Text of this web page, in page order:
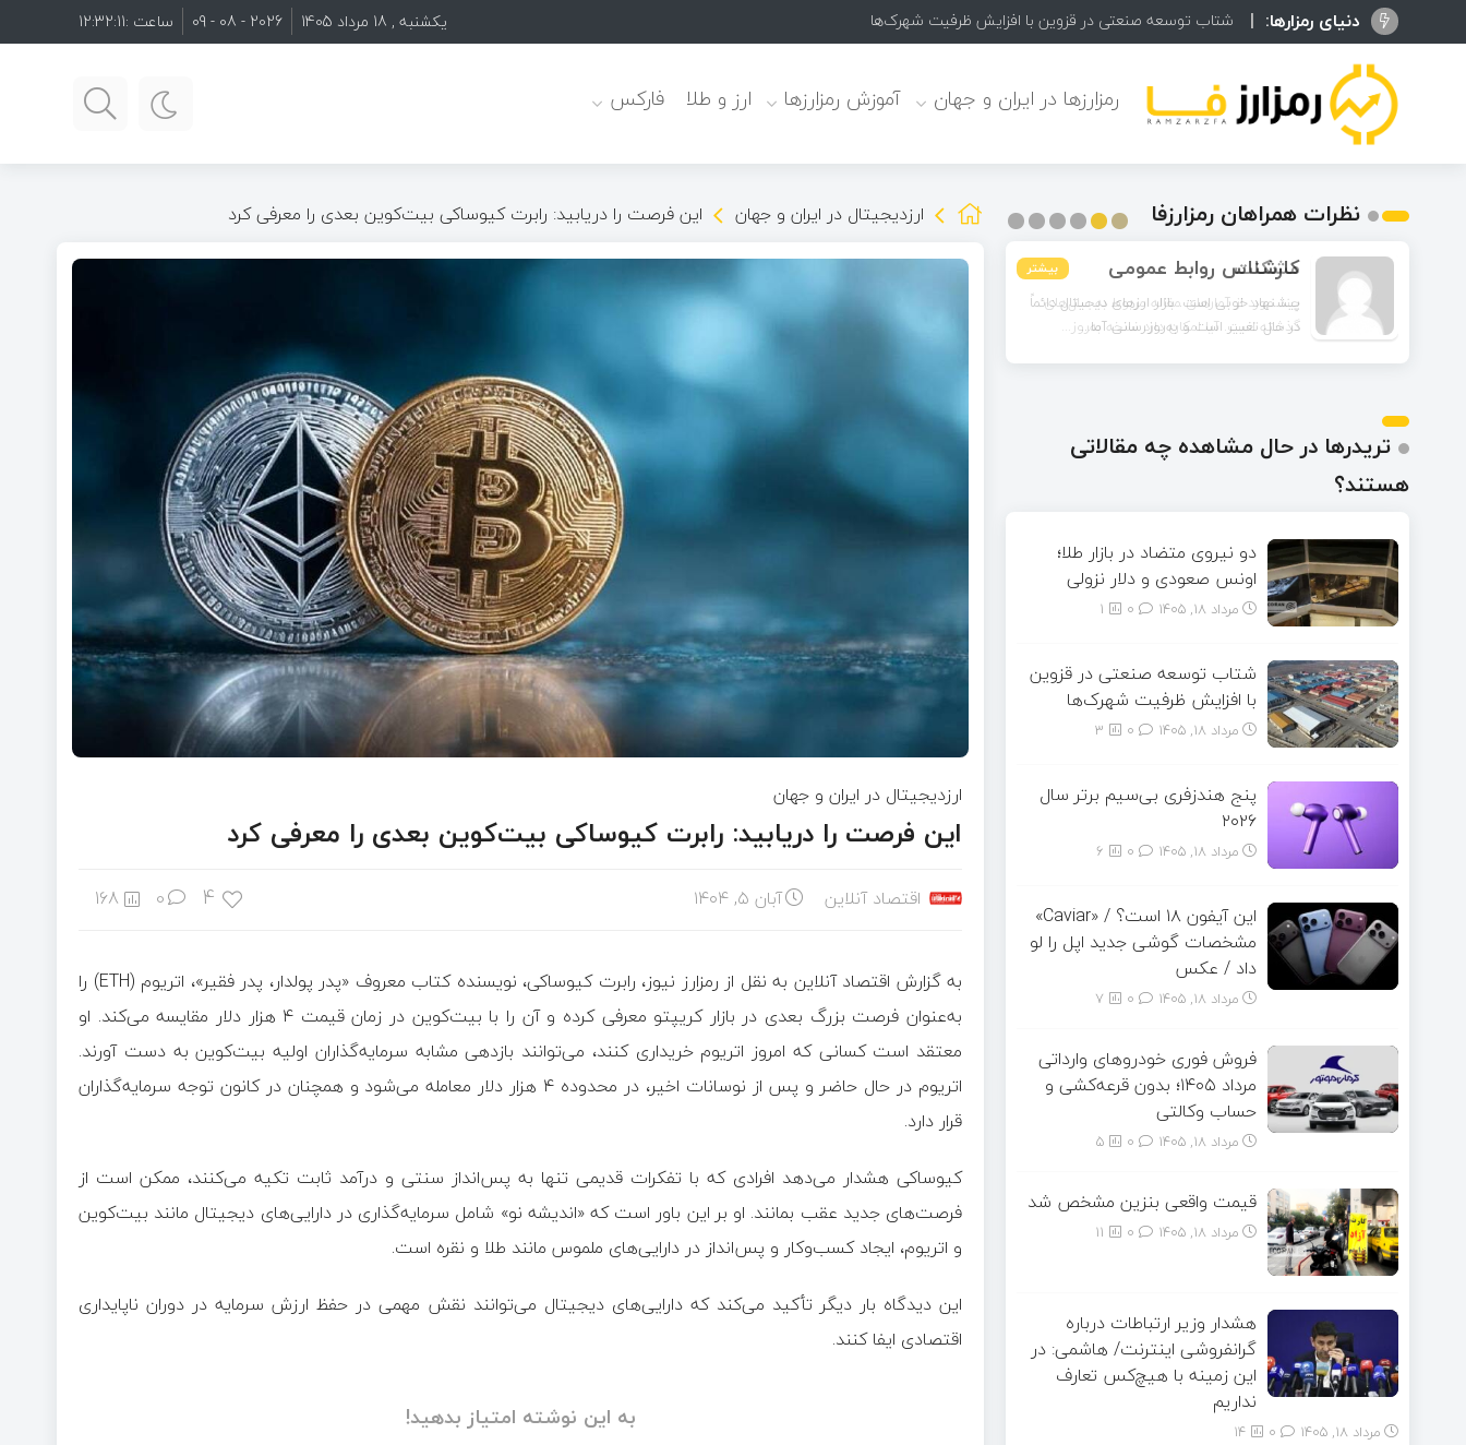
دنیای رمزارها: پنج هندزفری ب یکشنبه , 18 مرداد 1405 2026 - 08 - 09 ساعت :12:32:12
رمزارزها در ایران و جهان آموزش رمزارزها ارز و طلا فارکس
ارزدیجیتال در ایران و جهان این فرصت را دریابید: رابرت کیوساکی بیت‌کوین بعدی را معرفی کرد
ارزدیجیتال در ایران و جهان
این فرصت را دریابید: رابرت کیوساکی بیت‌کوین بعدی را معرفی کرد
اقتصاد آنلاین آبان ۵, ۱۴۰۴ 4
0
168
به گزارش اقتصاد آنلاین به نقل از رمزارز نیوز، رابرت کیوساکی، نویسنده کتاب معروف «پدر پولدار، پدر فقیر»، اتریوم (ETH) را
به‌عنوان فرصت بزرگ بعدی در بازار کریپتو معرفی کرده و آن را با بیت‌کوین در زمان قیمت ۴ هزار دلار مقایسه می‌کند. او
معتقد است کسانی که امروز اتریوم خریداری کنند، می‌توانند بازدهی مشابه سرمایه‌گذاران اولیه بیت‌کوین به دست آورند.
اتریوم در حال حاضر و پس از نوسانات اخیر، در محدوده ۴ هزار دلار معامله می‌شود و همچنان در کانون توجه سرمایه‌گذاران
قرار دارد.
کیوساکی هشدار می‌دهد افرادی که با تفکرات قدیمی تنها به پس‌انداز سنتی و درآمد ثابت تکیه می‌کنند، ممکن است از
فرصت‌های جدید عقب بمانند. او بر این باور است که «اندیشه نو» شامل سرمایه‌گذاری در دارایی‌های دیجیتال مانند بیت‌کوین
و اتریوم، ایجاد کسب‌وکار و پس‌انداز در دارایی‌های ملموس مانند طلا و نقره است.
این دیدگاه بار دیگر تأکید می‌کند که دارایی‌های دیجیتال می‌توانند نقش مهمی در حفظ ارزش سرمایه در دوران ناپایداری
اقتصادی ایفا کنند.
به این نوشته امتیاز بدهید!
نظرات همراهان رمزارزفا
بیشتر مشکات بیشتر
چند مورد از آمارهای مقاله مربوط به سال‌های
گذشته است. آیا امکان دارد نسخه به‌روز...
بیشتر
بیشتر
بیشتر
بیشتر
تریدرها در حال مشاهده چه مقالاتی
هستند؟
دو نیروی متضاد در بازار طلا؛
اونس صعودی و دلار نزولی
مرداد ۱۸, ۱۴۰۵ 1
شتاب توسعه صنعتی در قزوین
با افزایش ظرفیت شهرک‌ها
مرداد ۱۸, ۱۴۰۵ 3
پنج هندزفری بی‌سیم برتر سال
۲۰۲۶
مرداد ۱۸, ۱۴۰۵ 6
این آیفون ۱۸ است؟ / «Caviar»
مشخصات گوشی جدید اپل را لو
داد / عکس
مرداد ۱۸, ۱۴۰۵ 7
فروش فوری خودروهای وارداتی
مرداد ۱۴۰۵؛ بدون قرعه‌کشی و
حساب وکالتی
مرداد ۱۸, ۱۴۰۵ 5
قیمت واقعی بنزین مشخص شد
مرداد ۱۸, ۱۴۰۵ 11
هشدار وزیر ارتباطات درباره
گرانفروشی اینترنت/ هاشمی: در
این زمینه با هیچ‌کس تعارف
نداریم
مرداد ۱۸, ۱۴۰۵ 14